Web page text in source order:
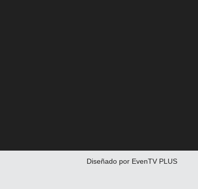
Diseñado por EvenTV PLUS